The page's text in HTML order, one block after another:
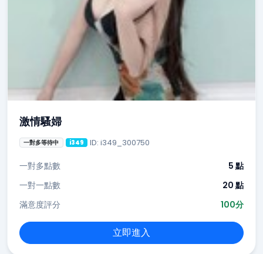
激情騷婦
一對多等待中 i349 ID: i349_300750
一對多點數
5 點
一對一點數
20 點
滿意度評分
100分
立即進入